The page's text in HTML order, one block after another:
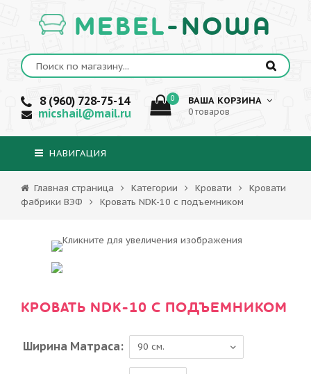
MEBEL-NOWA
8 (960) 728-75-14
micshail@mail.ru
0 ВАША КОРЗИНА
0 товаров
НАВИГАЦИЯ
Главная страница Категории Кровати
Кровати
фабрики ВЭФ
Кровать NDK-10 с подъемником
КРОВАТЬ NDK-10 С ПОДЪЕМНИКОМ
Ширина Матраса: